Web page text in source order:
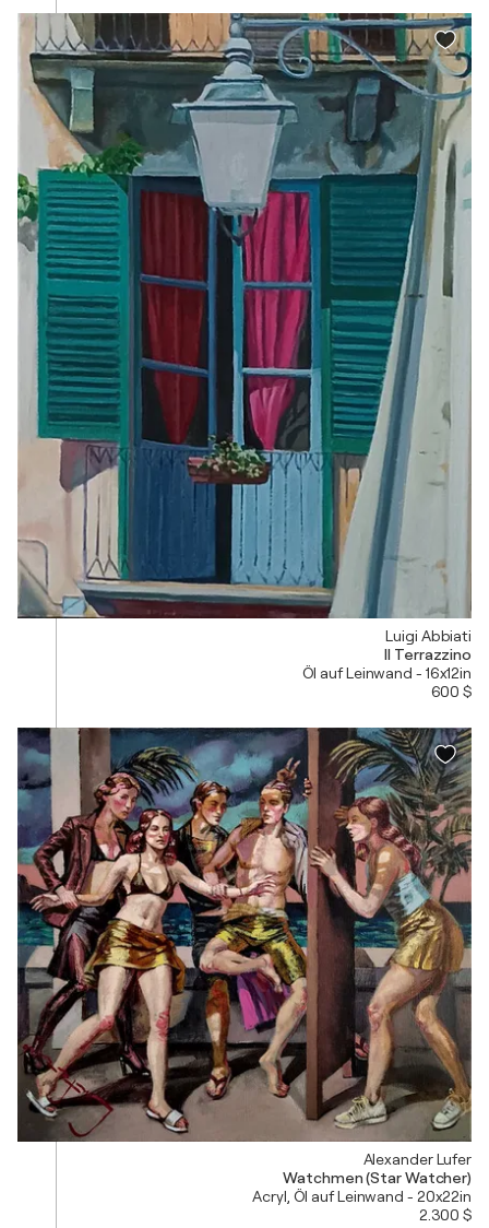
Luigi Abbiati
Il Terrazzino
Öl auf Leinwand - 16x12in
600 $
Alexander Lufer
Watchmen (Star Watcher)
Acryl, Öl auf Leinwand - 20x22in
2.300 $